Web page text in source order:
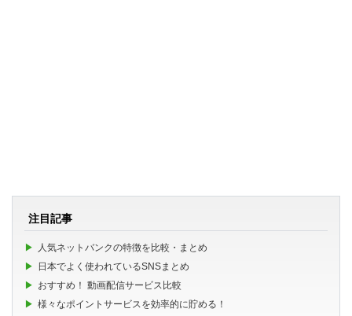
注目記事
人気ネットバンクの特徴を比較・まとめ
日本でよく使われているSNSまとめ
おすすめ！ 動画配信サービス比較
様々なポイントサービスを効率的に貯める！